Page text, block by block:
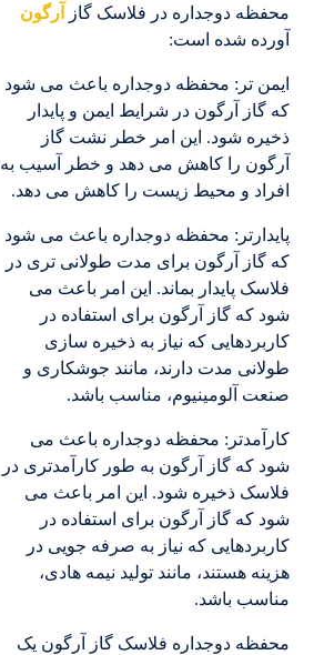
محفظه دوجداره در فلاسک گاز
آرگون
آورده شده است:
ایمن تر: محفظه دوجداره باعث می شود
که گاز آرگون در شرایط ایمن و پایدار
ذخیره شود. این امر خطر نشت گاز
آرگون را کاهش می دهد و خطر آسیب به
افراد و محیط زیست را کاهش می دهد.
پایدارتر: محفظه دوجداره باعث می شود
که گاز آرگون برای مدت طولانی تری در
فلاسک پایدار بماند. این امر باعث می
شود که گاز آرگون برای استفاده در
کاربردهایی که نیاز به ذخیره سازی
طولانی مدت دارند، مانند جوشکاری و
صنعت آلومینیوم، مناسب باشد.
کارآمدتر: محفظه دوجداره باعث می
شود که گاز آرگون به طور کارآمدتری در
فلاسک ذخیره شود. این امر باعث می
شود که گاز آرگون برای استفاده در
کاربردهایی که نیاز به صرفه جویی در
هزینه هستند، مانند تولید نیمه هادی،
مناسب باشد.
محفظه دوجداره فلاسک گاز آرگون یک